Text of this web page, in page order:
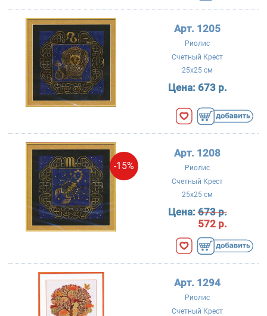
Арт. 1205
Риолис
Счетный Крест
25x25 см
Цена: 673 р.
-15%
Арт. 1208
Риолис
Счетный Крест
25x25 см
Цена:673 р.
572 р.
Арт. 1294
Риолис
Счетный Крест